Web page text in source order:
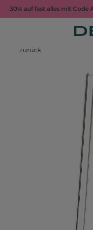
-30% auf fast alles mit Code
zurück